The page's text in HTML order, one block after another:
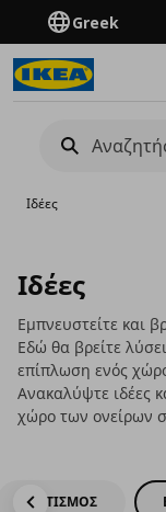
Greek
Ιδέες
Ιδέες
Εμπνευστείτε και
Εδώ θα βρείτε
επίπλωση ενός
Ανακαλύψτε ιδέες
χώρο των ονείρων
ΦΩΤΙΣΜΟΣ